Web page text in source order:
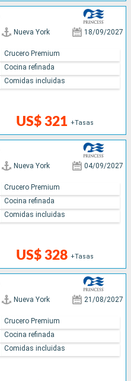
Nueva York 18/09/2027
US$ 321 +Tasas
Crucero Premium
Cocina refinada
Comidas incluidas
Nueva York 04/09/2027
US$ 328 +Tasas
Crucero Premium
Cocina refinada
Comidas incluidas
Nueva York 21/08/2027
Crucero Premium
Cocina refinada
Comidas incluidas